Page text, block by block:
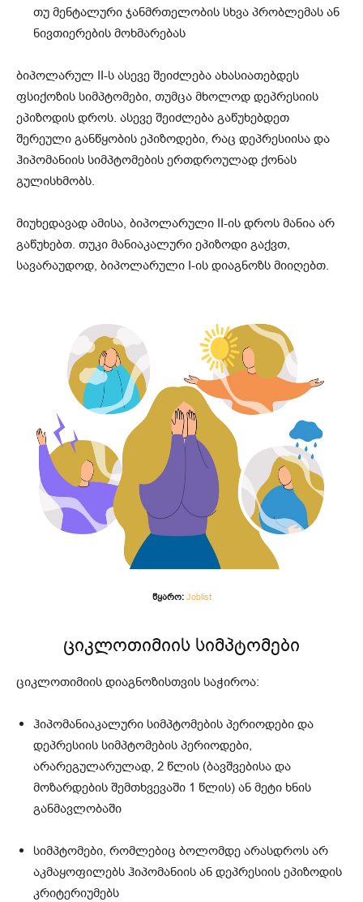
თუ მენტალური ჯანმრთელობის სხვა პრობლემას ან
ნივთიერების მოხმარებას
ბიპოლარულ II-ს ასევე შეიძლება ახასიათებდეს
ფსიქოზის სიმპტომები, თუმცა მხოლოდ დეპრესიის
ეპიზოდის დროს. ასევე შეიძლება გაწუხებდეთ
შერეული განწყობის ეპიზოდები, რაც დეპრესიისა და
ჰიპომანიის სიმპტომების ერთდროულად ქონას
გულისხმობს.
მიუხედავად ამისა, ბიპოლარული II-ის დროს მანია არ
გაწუხებთ. თუკი მანიაკალური ეპიზოდი გაქვთ,
სავარაუდოდ, ბიპოლარული I-ის დიაგნოზს მიიღებთ.
წყარო: Joblist
ციკლოთიმიის სიმპტომები
ციკლოთიმიის დიაგნოზისთვის საჭიროა:
ჰიპომანიაკალური სიმპტომების პერიოდები და
დეპრესიის სიმპტომების პერიოდები,
არარეგულარულად, 2 წლის (ბავშვებისა და
მოზარდების შემთხვევაში 1 წლის) ან მეტი ხნის
განმავლობაში
სიმპტომები, რომლებიც ბოლომდე არასდროს არ
აკმაყოფილებს ჰიპომანიის ან დეპრესიის ეპიზოდის
კრიტერიუმებს